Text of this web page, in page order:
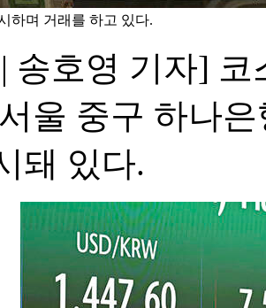
하며 거래를 하고 있다.
송호영 기자] 코
울 중구 하나
돼 있다.